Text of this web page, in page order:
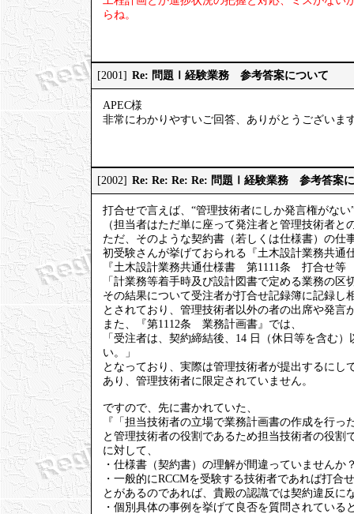
らね。
[2001] Re: 問題Ⅰ経験業務 参考答案について
APEC様
非常にわかりやすいご回答、ありがとうございま
[2002] Re: Re: Re: Re: 問題Ⅰ経験業務 参考答案
打合せで言えば、“管理技術者にしか発言権がな
（担当者はただ単に座って発注者と管理技術者
ただ、そのような契約書（若しくは仕様書）の
初受験さんが挙げておられる『土木設計業務共通
『土木設計業務共通仕様書 第1111条 打合せ等
「計業務等着手時及び設計図書で定める業務の
その結果について受注者が打合せ記録簿に記録し
とされており、管理技術者以外の者の出席や発言
また、『第1112条 業務計画書』では、
「受注者は、契約締結後、14 日（休日等を含む
い。」
となっており、実際は管理技術者が提出するに
あり、管理技術者に限定されていません。
ですので、先に書かれていた、
『「担当技術者の立場で業務計画書の作成を行
と管理技術者の役割であるため担当技術者の役割
に対して、
・仕様書（契約書）の理解が間違っていませんか
・一般的にRCCMを受験する技術者であれば打
とがあるのであれば、貴殿の認識では契約違反に
・個別具体の事例を挙げて良否を質問されてい